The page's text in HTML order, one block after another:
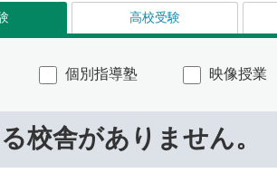
高校受験
個別指導塾 映像授業
校舎がありません。